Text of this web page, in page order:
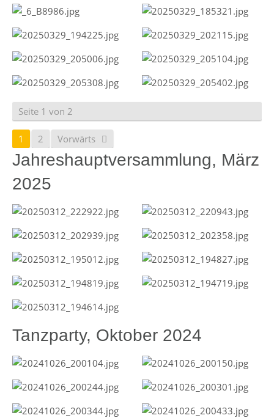
Seite 1 von 2
1 2 Vorwärts
Jahreshauptversammlung, März
2025
Tanzparty, Oktober 2024